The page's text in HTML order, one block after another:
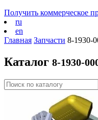
Получить коммерческое
ru
en
Главная Запчасти 8-1930-
Каталог 8-1930-